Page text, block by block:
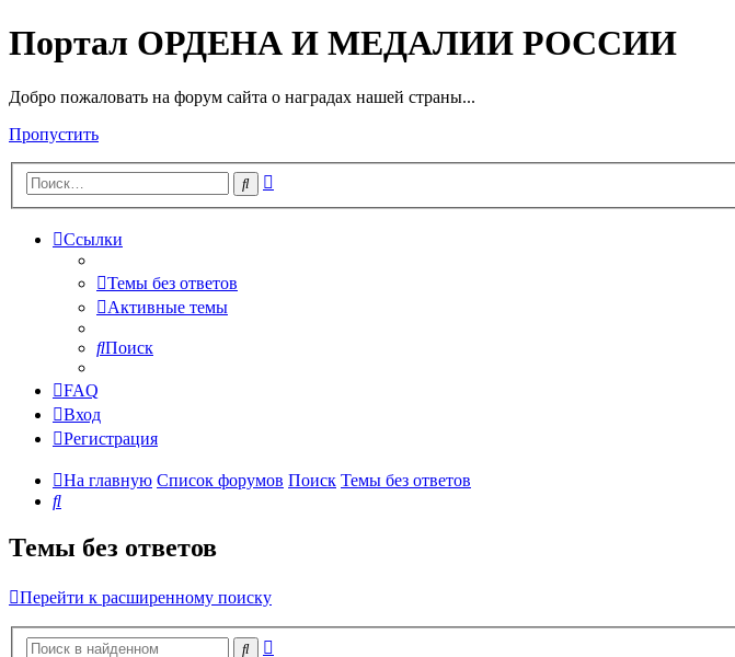
Портал ОРДЕНА И МЕДАЛИИ РОССИИ
Добро пожаловать на форум сайта о наградах нашей страны...
Пропустить
Поиск
Ссылки
Темы без ответов
Активные темы
Поиск
FAQ
Вход
Регистрация
На главную Список форумов Поиск Темы без ответов
Поиск
Темы без ответов
Перейти к расширенному поиску
Поиск